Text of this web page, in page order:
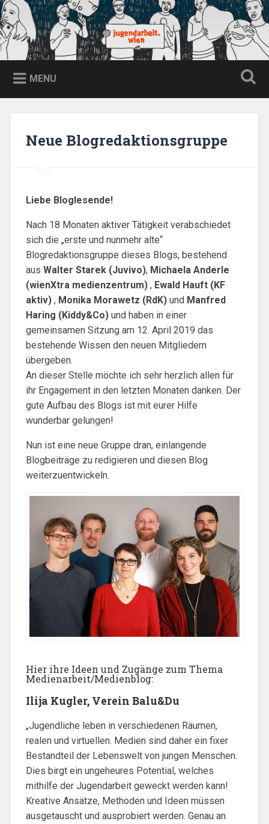
Skip
to
content
Search
jugendarbeit.wien
MENU
Neue Blogredaktionsgruppe
Liebe Bloglesende!
Nach 18 Monaten aktiver Tätigkeit verabschiedet
sich die „erste und nunmehr alte“
Blogredaktionsgruppe dieses Blogs, bestehend
aus Walter Starek (Juvivo), Michaela Anderle
(wienXtra medienzentrum),Ewald Hauft (KF
aktiv), Monika Morawetz (RdK)undManfred
Haring (Kiddy&Co)und haben in einer
gemeinsamen Sitzung am 12. April 2019 das
bestehende Wissen den neuen Mitgliedern
übergeben.
An dieser Stelle möchte ich sehr herzlich allen für
ihr Engagement in den letzten Monaten danken. Der
gute Aufbau des Blogs ist mit eurer Hilfe
wunderbar gelungen!
Nun ist eine neue Gruppe dran, einlangende
Blogbeiträge zu redigieren und diesen Blog
weiterzuentwickeln.
Hier ihre Ideen und Zugänge zum Thema
Medienarbeit/Medienblog:
Ilija Kugler, Verein Balu&Du
„Jugendliche leben in verschiedenen Räumen,
realen und virtuellen. Medien sind daher ein fixer
Bestandteil der Lebenswelt von jungen Menschen.
Dies birgt ein ungeheures Potential, welches
mithilfe der Jugendarbeit geweckt werden kann!
Kreative Ansätze, Methoden und Ideen müssen
ausgetauscht und ausprobiert werden. Genau an